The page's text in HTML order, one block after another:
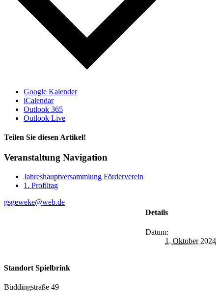
Google Kalender
iCalendar
Outlook 365
Outlook Live
Teilen Sie diesen Artikel!
Facebook
X
Reddit
LinkedIn
WhatsApp
Tumblr
Pinterest
Vk
Xing
E-
Veranstaltung Navigation
Jahreshauptversammlung Förderverein
1. Profiltag
Details
Datum:
1. Oktober 2024
gsgeweke@web.de
Standort Spielbrink
Büddingstraße 49